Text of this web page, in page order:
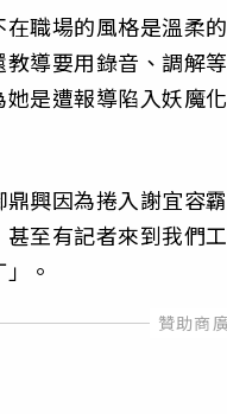
職場的風格是溫柔
導要用錄音、調解
是遭報導陷入妖魔
興因為捲入謝宜容
至有記者來到我們
。